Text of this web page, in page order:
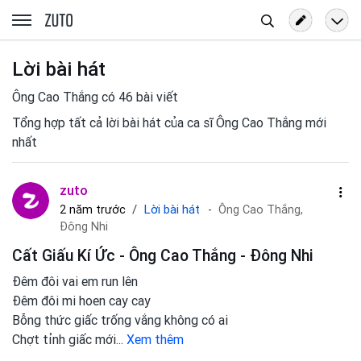
zuto.vn
kiếm
Lời bài hát
Ông Cao Thắng có 46 bài viết
Tổng hợp tất cả lời bài hát của ca sĩ Ông Cao Thắng mới
nhất
zuto
2 năm trước Lời bài hát
Ông Cao Thắng,
Đông Nhi
Cất Giấu Kí Ức - Ông Cao Thắng - Đông Nhi
Đêm đôi vai em run lên
Đêm đôi mi hoen cay cay
Bỗng thức giấc trống vắng không có ai
Chợt tỉnh giấc mới... Xem thêm